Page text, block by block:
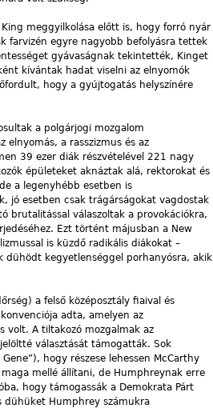
meggyilkolása előtt is, hogy forró nyár
farvizén egyre nagyobb befolyásra tettek
gyávaságnak tekintették, Kinget
kívántak hadat viselni az elnyomók
hogy a gyújtogatás helyszínére
a polgárjogi mozgalom
a rasszizmus és az
39 ezer diák részvételével 221 nagy
épületeket aknáztak alá, rektorokat és
a legenyhébb esetben is
jó esetben csak trágárságokat vagdostak
brutalitással válaszoltak a provokációkra,
Ezt történt májusban a New
is küzdő radikális diákokat –
kegyetlenséggel porhanyósra, akik
a felső középosztály fiaival és
adta, amelyen az
volt. A tiltakozó mozgalmak az
választását támogatták. Sok
hogy részese lehessen McCarthy
mellé állítani, de Humphreynak erre
hogy támogassák a Demokrata Párt
dühüket Humphrey számukra